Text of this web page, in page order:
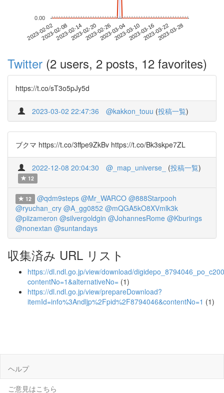
2023-02-022023-02-082023-02-142023-02-202023-02-262023-03-042023-03-102023-03-162023-03-222023-03-28
0.00
Twitter (2 users, 2 posts, 12 favorites)
https://t.co/sT3o5pJy5d
2023-03-02 22:47:36 @kakkon_touu (投稿一覧)
ブクマ https://t.co/3ffpe9ZkBv https://t.co/Bk3skpe7ZL
2022-12-08 20:04:30 @_map_universe_ (投稿一覧)
12
12 @qdm9steps @Mr_WARCO @888Starpooh
@ryuchan_cry @A_gg0852 @mQGA5kO8XVmlk3k
@piizameron @silvergoldgin @JohannesRome @Kburings
@nonextan @suntandays
収集済み URL リスト
https://dl.ndl.go.jp/view/download/
contentNo=1&alternativeNo= (1)
https://dl.ndl.go.jp/view/prepareDownload?
itemId=info%3Andljp%2Fpid%2F8794046&contentNo=1 (1)
ヘルプ
ご意見はこちら